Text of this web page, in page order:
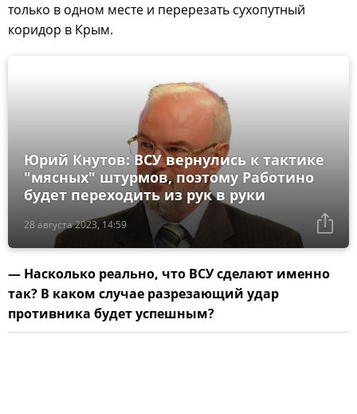
только в одном месте и перерезать сухопутный
коридор в Крым.
28 августа 2023, 14:59
Юрий Кнутов: ВСУ вернулись к тактике
"мясных" штурмов, поэтому Работино
будет переходить из рук в руки
— Насколько реально, что ВСУ сделают именно
так? В каком случае разрезающий удар
противника будет успешным?